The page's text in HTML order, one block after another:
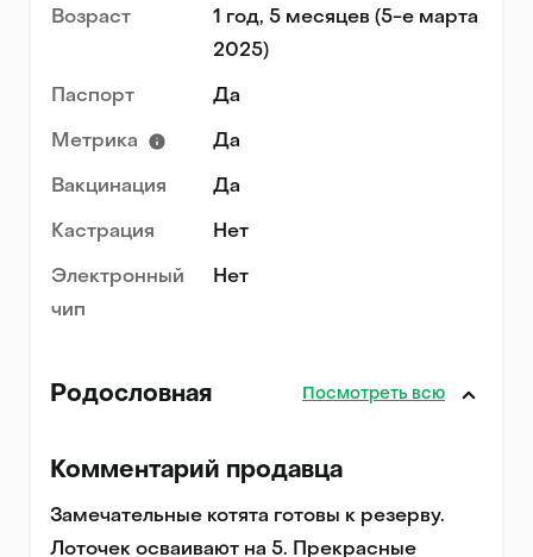
Возраст
1 год, 5 месяцев (5-е марта
2025)
Паспорт Да
Метрика Да
Вакцинация Да
Кастрация Нет
Электронный
чип
Нет
Родословная Посмотреть всю
Комментарий продавца
Замечательные котята готовы к резерву.
Лоточек осваивают на 5. Прекрасные